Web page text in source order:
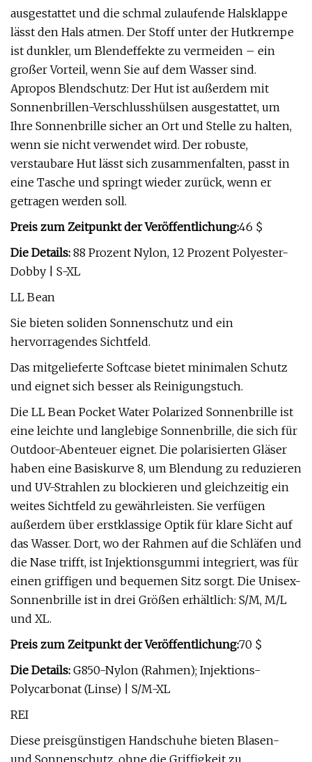
ausgestattet und die schmal zulaufende Halsklappe
lässt den Hals atmen. Der Stoff unter der Hutkrempe
ist dunkler, um Blendeffekte zu vermeiden – ein
großer Vorteil, wenn Sie auf dem Wasser sind.
Apropos Blendschutz: Der Hut ist außerdem mit
Sonnenbrillen-Verschlusshülsen ausgestattet, um
Ihre Sonnenbrille sicher an Ort und Stelle zu halten,
wenn sie nicht verwendet wird. Der robuste,
verstaubare Hut lässt sich zusammenfalten, passt in
eine Tasche und springt wieder zurück, wenn er
getragen werden soll.
Preis zum Zeitpunkt der Veröffentlichung:46 $
Die Details: 88 Prozent Nylon, 12 Prozent Polyester-
Dobby | S-XL
LL Bean
Sie bieten soliden Sonnenschutz und ein
hervorragendes Sichtfeld.
Das mitgelieferte Softcase bietet minimalen Schutz
und eignet sich besser als Reinigungstuch.
Die LL Bean Pocket Water Polarized Sonnenbrille ist
eine leichte und langlebige Sonnenbrille, die sich für
Outdoor-Abenteuer eignet. Die polarisierten Gläser
haben eine Basiskurve 8, um Blendung zu reduzieren
und UV-Strahlen zu blockieren und gleichzeitig ein
weites Sichtfeld zu gewährleisten. Sie verfügen
außerdem über erstklassige Optik für klare Sicht auf
das Wasser. Dort, wo der Rahmen auf die Schläfen und
die Nase trifft, ist Injektionsgummi integriert, was für
einen griffigen und bequemen Sitz sorgt. Die Unisex-
Sonnenbrille ist in drei Größen erhältlich: S/M, M/L
und XL.
Preis zum Zeitpunkt der Veröffentlichung:70 $
Die Details: G850-Nylon (Rahmen); Injektions-
Polycarbonat (Linse) | S/M-XL
REI
Diese preisgünstigen Handschuhe bieten Blasen-
und Sonnenschutz, ohne die Griffigkeit zu